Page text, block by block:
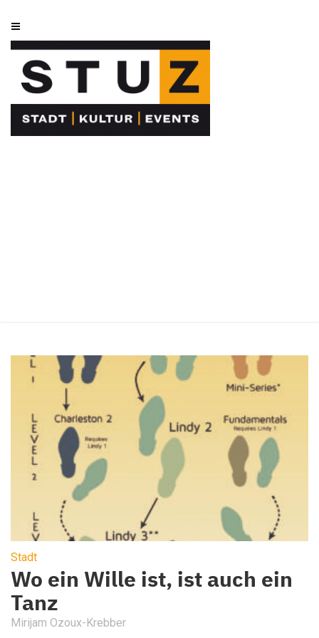
Stadt
Wo ein Wille ist, ist auch ein
Tanz
Mirijam Ozoux-Krebber